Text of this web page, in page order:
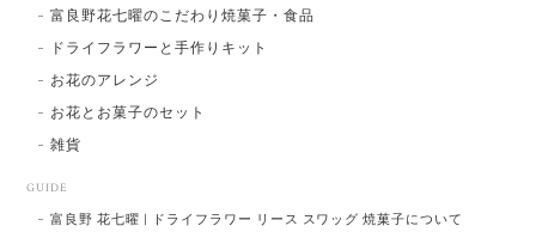
富良野花七曜のこだわり焼菓子・食品
ドライフラワーと手作りキット
お花のアレンジ
お花とお菓子のセット
雑貨
GUIDE
富良野 花七曜 | ドライフラワー リース スワッグ 焼菓子について